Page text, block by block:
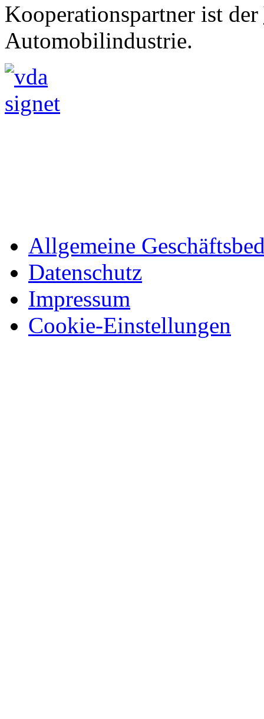
Kooperationspartner ist der
Automobilindustrie.
Allgemeine
Datenschutz
Impressum
Cookie-Einstellungen